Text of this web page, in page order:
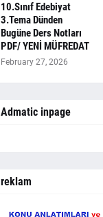
10.Sınıf Edebiyat
3.Tema Dünden
Bugüne Ders Notları
PDF/ YENİ MÜFREDAT
February 27, 2026
Admatic inpage
reklam